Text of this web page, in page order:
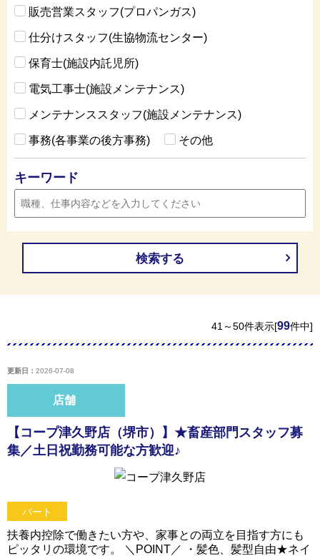
販売営業スタッフ(プロパンガス)
仕分けスタッフ(生協物流センター)
保育士(施設内託児所)
電気工事士(施設メンテナンス)
メンテナンススタッフ(施設メンテナンス)
事務(各事業の後方事務) その他
キーワード
検索する
41～50件表示[99件中]
更新日： 2026-07-08
店舗
【コープ津久野店（堺市）】★畜産部門スタッフ募
集／土日祝勤務可能な方歓迎♪
パート
扶養内控除で働きたい方や、家事との両立を目指す方にも
ピッタリの環境です。 ＼POINT／ ・髪色、髪型自由★ネイ